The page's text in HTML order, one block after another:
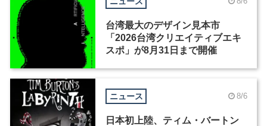
台湾最大のデザイン見本市
「2026台湾クリエイティブエキ
スポ」が8月31日まで開催
ニュース 8/6
日本初上陸、ティム・バートン